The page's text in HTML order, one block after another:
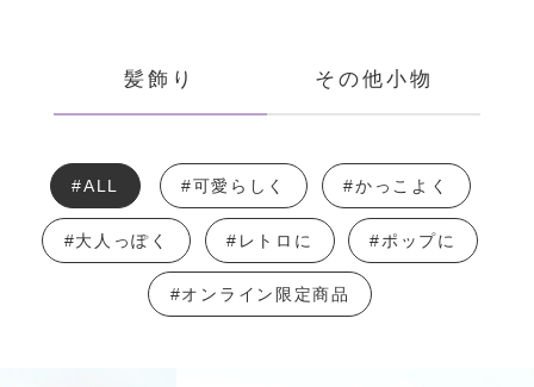
髪飾り その他小物
#ALL #可愛らしく #かっこよく
#大人っぽく #レトロに #ポップに
#オンライン限定商品